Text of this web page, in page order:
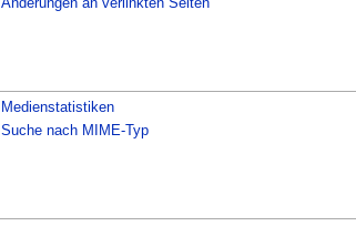
Medienstatistiken
Suche nach MIME-Typ